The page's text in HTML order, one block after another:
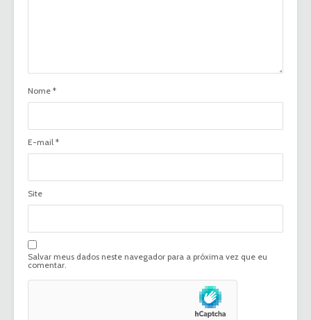
Nome *
E-mail *
Site
Salvar meus dados neste navegador para a próxima vez que eu
comentar.